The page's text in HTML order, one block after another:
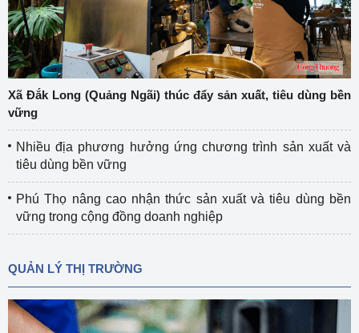
Xã Đắk Long (Quảng Ngãi) thúc đẩy sản xuất, tiêu dùng bền
vững
Nhiều địa phương hưởng ứng chương trình sản xuất và
tiêu dùng bền vững
Phú Thọ nâng cao nhận thức sản xuất và tiêu dùng bền
vững trong cộng đồng doanh nghiệp
QUẢN LÝ THỊ TRƯỜNG